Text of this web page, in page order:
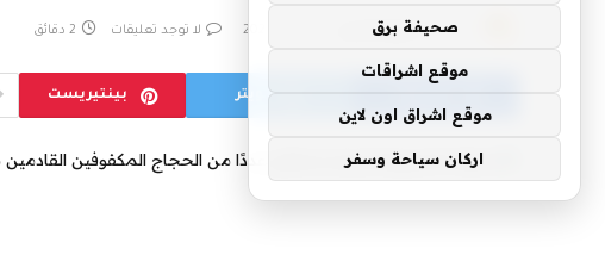
بواسطة فريق التحرير لا توجد تعليقات 2 دقائق
تويتر بينتيريست
صحيفة برق
موقع اشراقات
موقع اشراق اون لاين
اركان سياحة وسفر